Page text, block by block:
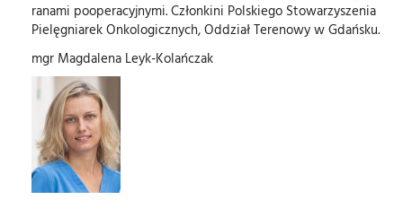
ranami pooperacyjnymi. Członkini Polskiego Stowarzyszenia
Pielęgniarek Onkologicznych, Oddział Terenowy w Gdańsku.
mgr Magdalena Leyk-Kolańczak